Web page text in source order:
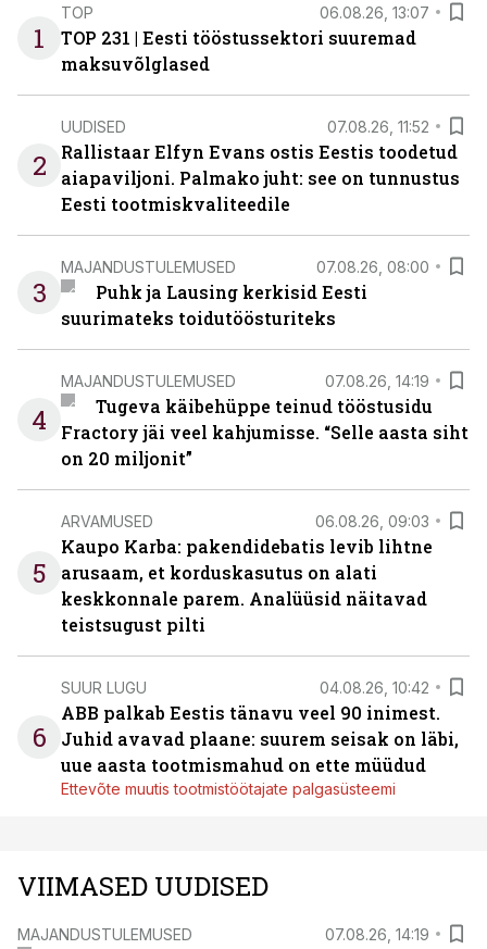
1
TOP 06.08.26, 13:07
TOP 231 | Eesti tööstussektori suuremad
maksuvõlglased
2
UUDISED 07.08.26, 11:52
Rallistaar Elfyn Evans ostis Eestis toodetud
aiapaviljoni. Palmako juht: see on tunnustus
Eesti tootmiskvaliteedile
3
MAJANDUSTULEMUSED 07.08.26, 08:00
Puhk ja Lausing kerkisid Eesti
suurimateks toidutöösturiteks
4
MAJANDUSTULEMUSED 07.08.26, 14:19
Tugeva käibehüppe teinud tööstusidu
Fractory jäi veel kahjumisse. “Selle aasta siht
on 20 miljonit”
5
ARVAMUSED 06.08.26, 09:03
Kaupo Karba: pakendidebatis levib lihtne
arusaam, et korduskasutus on alati
keskkonnale parem. Analüüsid näitavad
teistsugust pilti
6
SUUR LUGU 04.08.26, 10:42
ABB palkab Eestis tänavu veel 90 inimest.
Juhid avavad plaane: suurem seisak on läbi,
uue aasta tootmismahud on ette müüdud
Ettevõte muutis tootmistöötajate palgasüsteemi
VIIMASED UUDISED
MAJANDUSTULEMUSED 07.08.26, 14:19